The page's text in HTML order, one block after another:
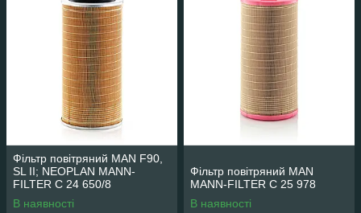
Фільтр повітряний MAN F90,
SL II; NEOPLAN MANN-
FILTER C 24 650/8
В наявності
Фільтр повітряний MAN
MANN-FILTER C 25 978
В наявності